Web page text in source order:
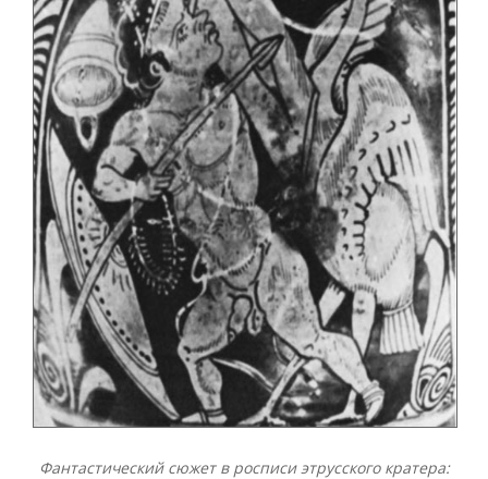
Фантастический сюжет в росписи этрусского кратера: